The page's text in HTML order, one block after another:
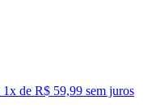
1x de R$ 59,99 sem juros